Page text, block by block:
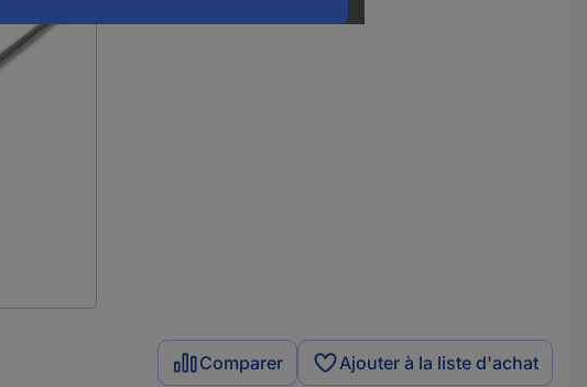
Comparer Ajouter à la liste d'achat